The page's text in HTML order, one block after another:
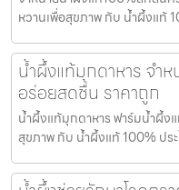
หวานเพื่อสุขภาพ กับ น้ำผึ้งแท้
น้ำผึ้งแท้มุกดาหาร จำ
อร่อยสดชื่น ราคาถูก
น้ำผึ้งแท้มุกดาหาร ฟาร์มน้ำผึ้ง
สุขภาพ กับ น้ำผึ้งแท้ 100% ปร